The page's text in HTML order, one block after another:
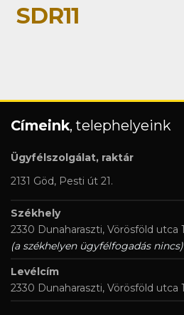
SDR11
Címeink, telephelyeink
Ügyfélszolgálat, raktár
2131 Göd, Pesti út 21.
Székhely
2330 Dunaharaszti, Vörösföld utca
(a székhelyen ügyfélfogadás nincs)
Levélcím
2330 Dunaharaszti, Vörösföld utca